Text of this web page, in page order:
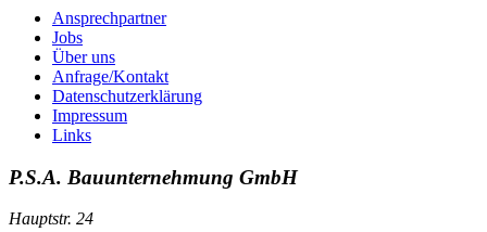
Ansprechpartner
Jobs
Über uns
Anfrage/Kontakt
Datenschutzerklärung
Impressum
Links
P.S.A. Bauunternehmung GmbH
Hauptstr. 24